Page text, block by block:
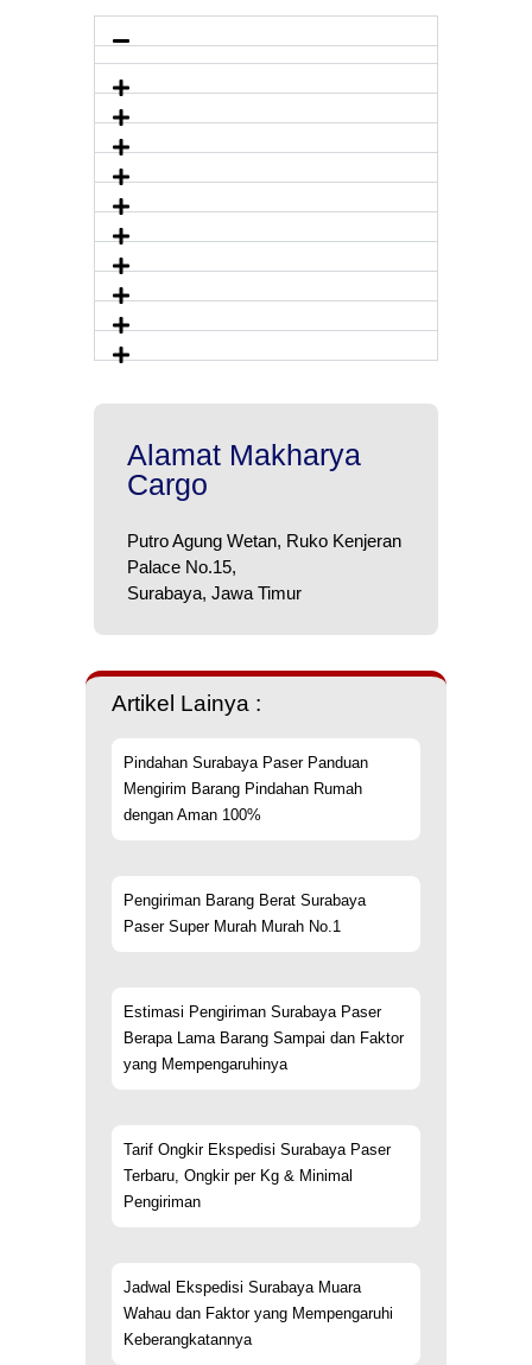
Alamat Makharya
Cargo
Putro Agung Wetan, Ruko Kenjeran
Palace No.15,
Surabaya, Jawa Timur
Artikel Lainya :
Pindahan Surabaya Paser Panduan
Mengirim Barang Pindahan Rumah
dengan Aman 100%
Pengiriman Barang Berat Surabaya
Paser Super Murah Murah No.1
Estimasi Pengiriman Surabaya Paser
Berapa Lama Barang Sampai dan Faktor
yang Mempengaruhinya
Tarif Ongkir Ekspedisi Surabaya Paser
Terbaru, Ongkir per Kg & Minimal
Pengiriman
Jadwal Ekspedisi Surabaya Muara
Wahau dan Faktor yang Mempengaruhi
Keberangkatannya